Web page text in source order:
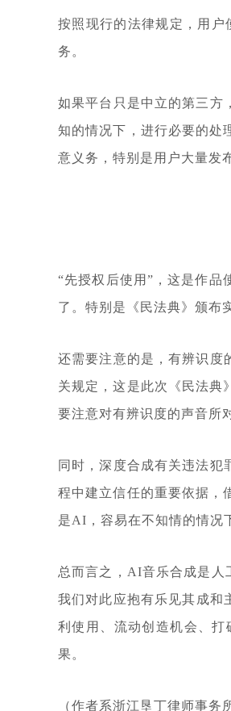
按照现行的法律规定，用
务。
如果平台只是中立的第三方
知的情况下，进行必要的处
意义务，特别是用户大量发
“先授权后使用”，这是作品
了。特别是《民法典》颁布
还需要注意的是，有辨识度
关规定，这是此次《民法典
要注意对有辨识度的声音所
同时，深度合成有关违法犯
程中建立信任的重要依据，
是AI，容易在不知情的情况
总而言之，AI音乐合成是人
我们对此应抱有乐见其成和
利使用、流动创造机会、
果。
（作者系浙江垦丁律师事务